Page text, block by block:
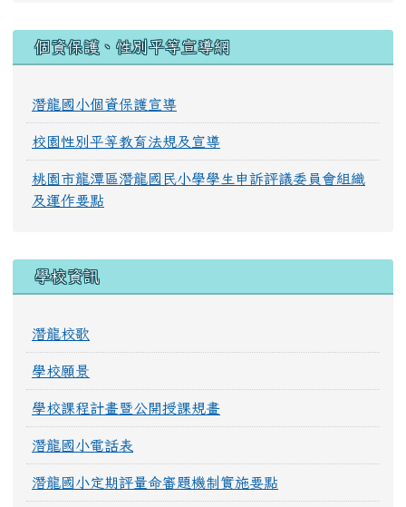
個資保護、性別平等宣導網
潛龍國小個資保護宣導
校園性別平等教育法規及宣導
桃園市龍潭區潛龍國民小學學生申訴評議委員會組織
及運作要點
學校資訊
潛龍校歌
學校願景
學校課程計畫暨公開授課規畫
潛龍國小電話表
潛龍國小定期評量命審題機制實施要點